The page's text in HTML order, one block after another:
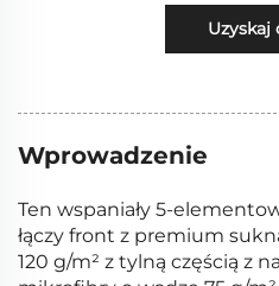
Uzyskaj
Wprowadzenie
Ten wspaniały 5-
łączy front z premium
120 g/m² z tylną częścią z